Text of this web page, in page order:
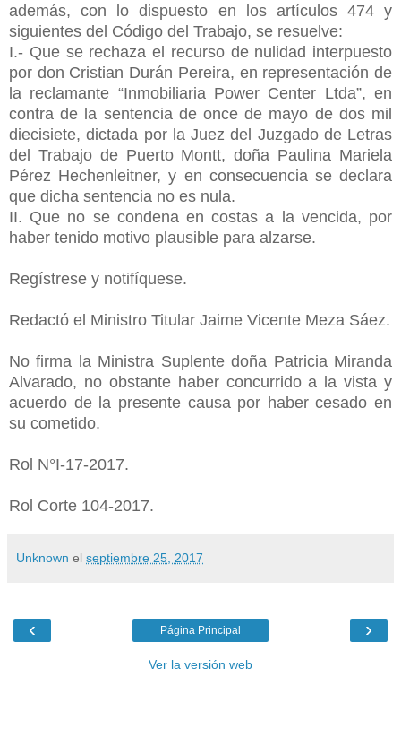
además, con lo dispuesto en los artículos 474 y
siguientes del Código del Trabajo, se resuelve:
I.- Que se rechaza el recurso de nulidad interpuesto
por don Cristian Durán Pereira, en representación de
la reclamante “Inmobiliaria Power Center Ltda”, en
contra de la sentencia de once de mayo de dos mil
diecisiete, dictada por la Juez del Juzgado de Letras
del Trabajo de Puerto Montt, doña Paulina Mariela
Pérez Hechenleitner, y en consecuencia se declara
que dicha sentencia no es nula.
II. Que no se condena en costas a la vencida, por
haber tenido motivo plausible para alzarse.
Regístrese y notifíquese.
Redactó el Ministro Titular Jaime Vicente Meza Sáez.
No firma la Ministra Suplente doña Patricia Miranda
Alvarado, no obstante haber concurrido a la vista y
acuerdo de la presente causa por haber cesado en
su cometido.
Rol N°I-17-2017.
Rol Corte 104-2017.
Unknown el septiembre 25, 2017
‹ ›
Página Principal
Ver la versión web